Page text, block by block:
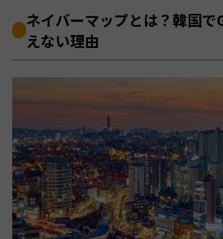
ネイバーマップとは？韓国
えない理由